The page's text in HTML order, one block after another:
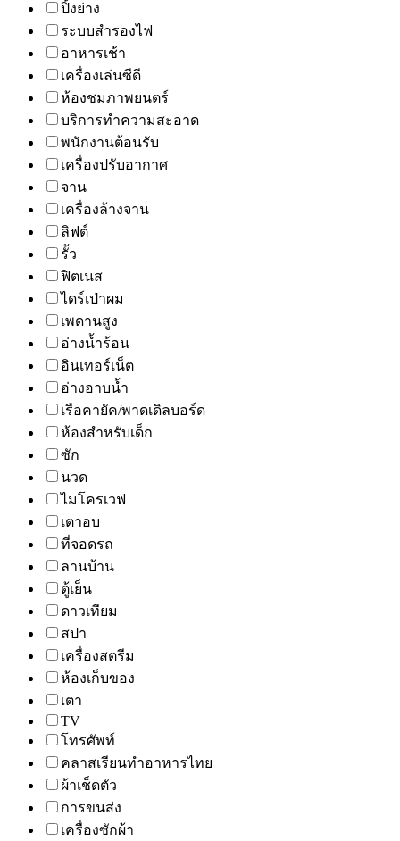
ปิ้งย่าง
ระบบสำรองไฟ
อาหารเช้า
เครื่องเล่นซีดี
ห้องชมภาพยนตร์
บริการทำความสะอาด
พนักงานต้อนรับ
เครื่องปรับอากาศ
จาน
เครื่องล้างจาน
ลิฟต์
รั้ว
ฟิตเนส
ไดร์เป่าผม
เพดานสูง
อ่างน้ำร้อน
อินเทอร์เน็ต
อ่างอาบน้ำ
เรือคายัค/พาดเดิลบอร์ด
ห้องสำหรับเด็ก
ซัก
นวด
ไมโครเวฟ
เตาอบ
ที่จอดรถ
ลานบ้าน
ตู้เย็น
ดาวเทียม
สปา
เครื่องสตรีม
ห้องเก็บของ
เตา
TV
โทรศัพท์
คลาสเรียนทำอาหารไทย
ผ้าเช็ดตัว
การขนส่ง
เครื่องซักผ้า